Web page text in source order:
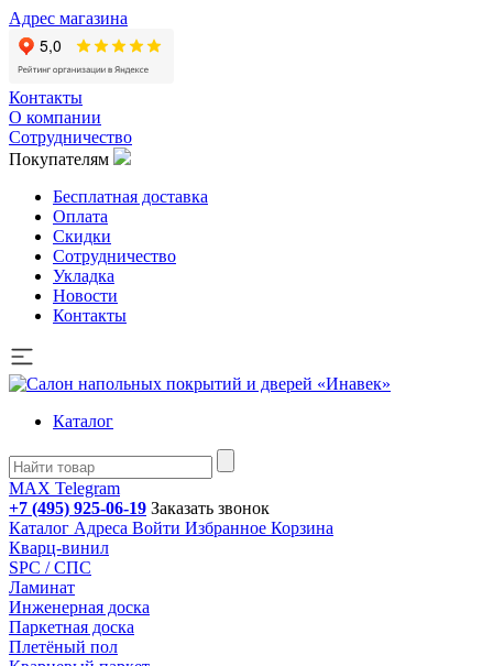
Адрес магазина
Контакты
О компании
Сотрудничество
Покупателям
Бесплатная доставка
Оплата
Скидки
Сотрудничество
Укладка
Новости
Контакты
Каталог
MAX Telegram
+7 (495) 925-06-19 Заказать звонок
Каталог Адреса Войти Избранное Корзина
Кварц-винил
SPC / СПС
Ламинат
Инженерная доска
Паркетная доска
Плетёный пол